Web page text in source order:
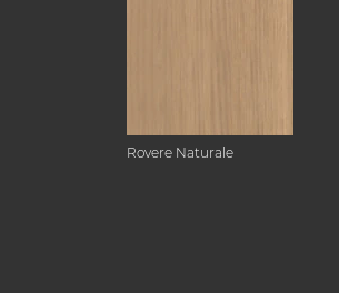
Rovere Naturale